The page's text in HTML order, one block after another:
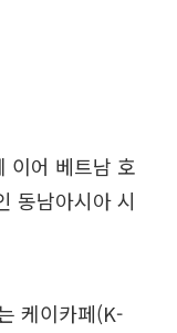
이어 베트남 호
동남아시아 시
케이카페(K-